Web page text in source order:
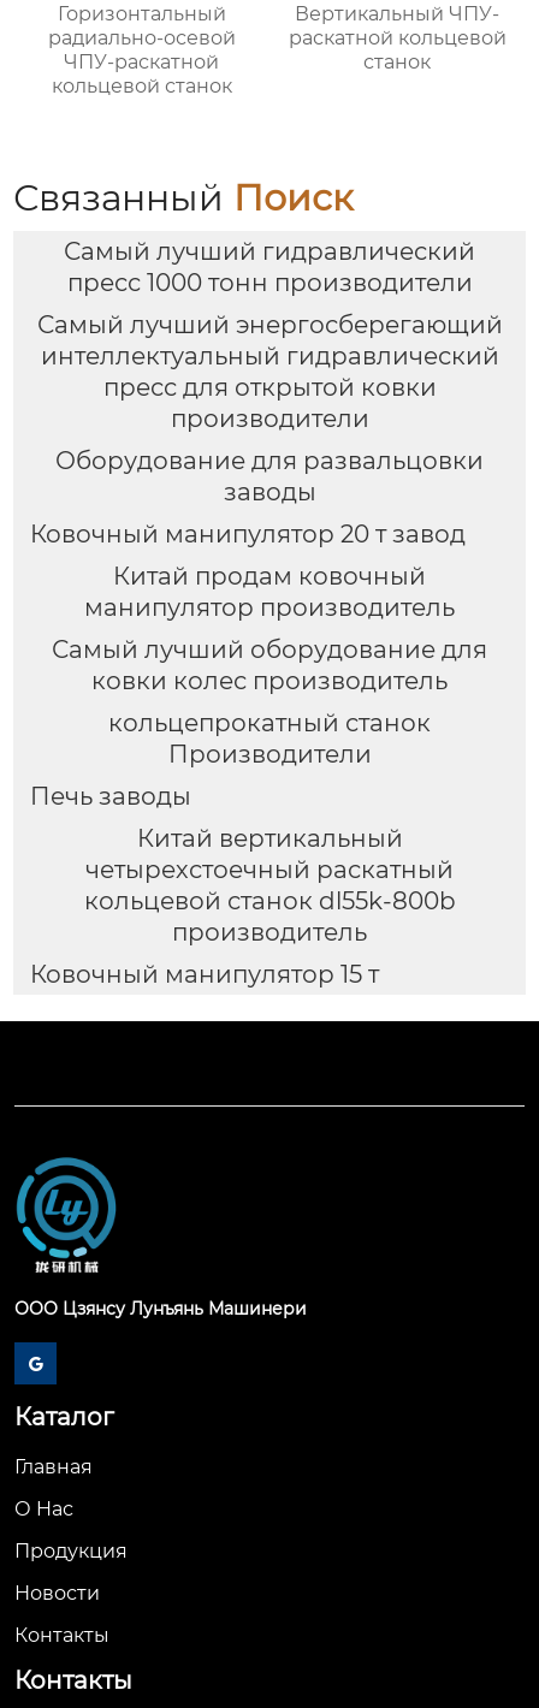
Горизонтальный
радиально-осевой
ЧПУ-раскатной
кольцевой станок
Вертикальный ЧПУ-
раскатной кольцевой
станок
Связанный Поиск
Самый лучший гидравлический
пресс 1000 тонн производители
Самый лучший энергосберегающий
интеллектуальный гидравлический
пресс для открытой ковки
производители
Оборудование для развальцовки
заводы
Ковочный манипулятор 20 т завод
Китай продам ковочный
манипулятор производитель
Самый лучший оборудование для
ковки колес производитель
кольцепрокатный станок
Производители
Печь заводы
Китай вертикальный
четырехстоечный раскатный
кольцевой станок dl55k-800b
производитель
Ковочный манипулятор 15 т
ООО Цзянсу Лунъянь Машинери

Каталог
Главная
О Hас
Продукция
Новости
Контакты
Контакты